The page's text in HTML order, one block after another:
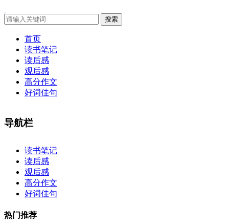
搜索
首页
读书笔记
读后感
观后感
高分作文
好词佳句
导航栏
读书笔记
读后感
观后感
高分作文
好词佳句
热门推荐